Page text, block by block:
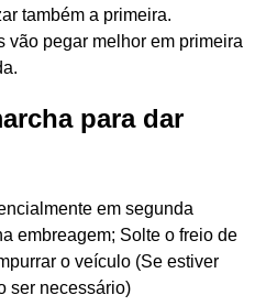
também a primeira.
vão pegar melhor em primeira
para dar
em segunda
embreagem; Solte o freio de
o veículo (Se estiver
ser necessário)